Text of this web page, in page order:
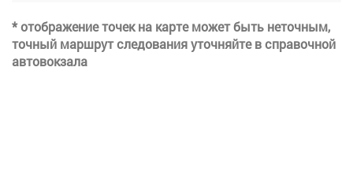
* отображение точек на карте может быть неточным,
точный маршрут следования уточняйте в справочной
автовокзала